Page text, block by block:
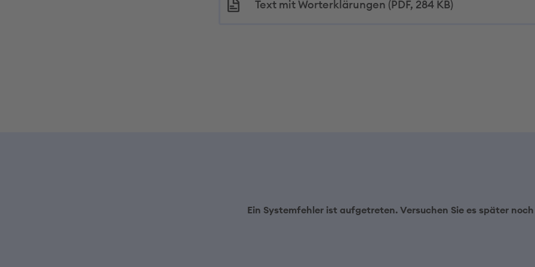
Text mit Worterklärungen (PDF, 284 KB)
Ein Systemfehler ist aufgetreten. Versuchen Sie es später